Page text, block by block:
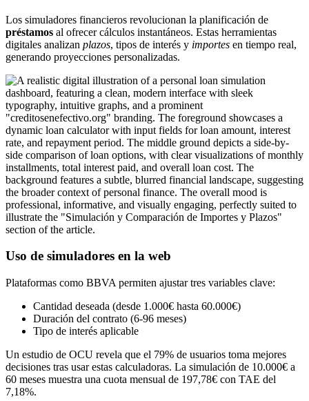
Los simuladores financieros revolucionan la planificación de
préstamos al ofrecer cálculos instantáneos. Estas herramientas
digitales analizan plazos, tipos de interés y importes en tiempo real,
generando proyecciones personalizadas.
Uso de simuladores en la web
Plataformas como BBVA permiten ajustar tres variables clave:
Cantidad deseada (desde 1.000€ hasta 60.000€)
Duración del contrato (6-96 meses)
Tipo de interés aplicable
Un estudio de OCU revela que el 79% de usuarios toma mejores
decisiones tras usar estas calculadoras. La simulación de 10.000€ a
60 meses muestra una cuota mensual de 197,78€ con TAE del
7,18%.